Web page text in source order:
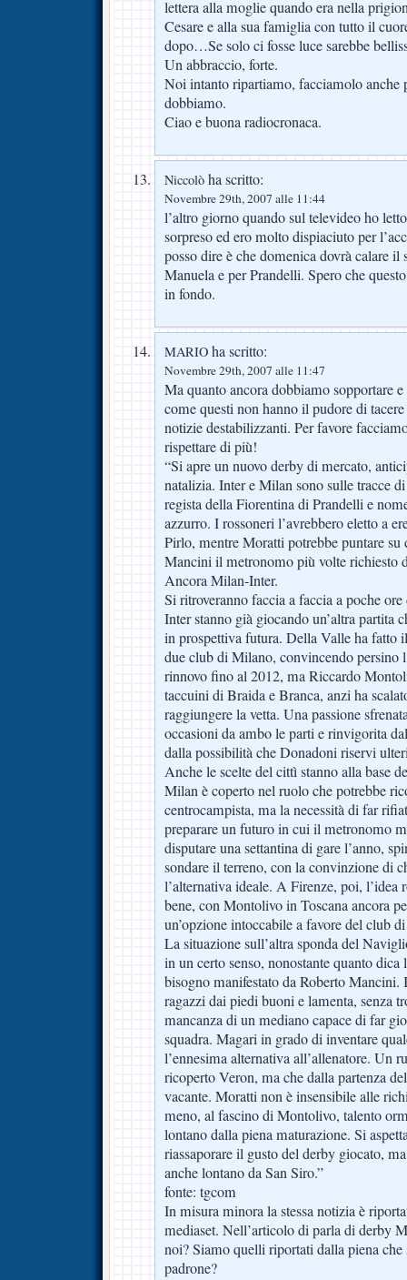
lettera alla moglie quando era nella
Cesare e alla sua famiglia con tutto il
dopo…Se solo ci fosse luce sarebbe
Un abbraccio, forte.
Noi intanto ripartiamo, facciamolo
dobbiamo.
Ciao e buona radiocronaca.
Niccolò ha scritto:
Novembre 29th, 2007 alle 11:44
l’altro giorno quando sul televideo ho
sorpreso ed ero molto dispiaciuto per
posso dire è che domenica dovrà calare
Manuela e per Prandelli. Spero che
in fondo.
MARIO ha scritto:
Novembre 29th, 2007 alle 11:47
Ma quanto ancora dobbiamo sopportare
come questi non hanno il pudore di
notizie destabilizzanti. Per favore
rispettare di più!
“Si apre un nuovo derby di mercato,
natalizia. Inter e Milan sono sulle tracce
regista della Fiorentina di Prandelli e
azzurro. I rossoneri l’avrebbero eletto a
Pirlo, mentre Moratti potrebbe puntare su
Mancini il metronomo più volte richiesto
Ancora Milan-Inter.
Si ritroveranno faccia a faccia a poche
Inter stanno già giocando un’altra partita
in prospettiva futura. Della Valle ha fatto
due club di Milano, convincendo persino
rinnovo fino al 2012, ma Riccardo
taccuini di Braida e Branca, anzi ha
raggiungere la vetta. Una passione
occasioni da ambo le parti e rinvigorita
dalla possibilità che Donadoni riservi
Anche le scelte del cittì stanno alla base
Milan è coperto nel ruolo che potrebbe
centrocampista, ma la necessità di far
preparare un futuro in cui il metronomo
disputare una settantina di gare l’anno,
sondare il terreno, con la convinzione di
l’alternativa ideale. A Firenze, poi, l’idea
bene, con Montolivo in Toscana ancora
un’opzione intoccabile a favore del club
La situazione sull’altra sponda del
in un certo senso, nonostante quanto
bisogno manifestato da Roberto Mancini.
ragazzi dai piedi buoni e lamenta, senza
mancanza di un mediano capace di far
squadra. Magari in grado di inventare
l’ennesima alternativa all’allenatore. Un
ricoperto Veron, ma che dalla partenza
vacante. Moratti non è insensibile alle
meno, al fascino di Montolivo, talento
lontano dalla piena maturazione. Si
riassaporare il gusto del derby giocato,
anche lontano da San Siro.”
fonte: tgcom
In misura minora la stessa notizia è
mediaset. Nell’articolo di parla di derby
noi? Siamo quelli riportati dalla piena che
padrone?